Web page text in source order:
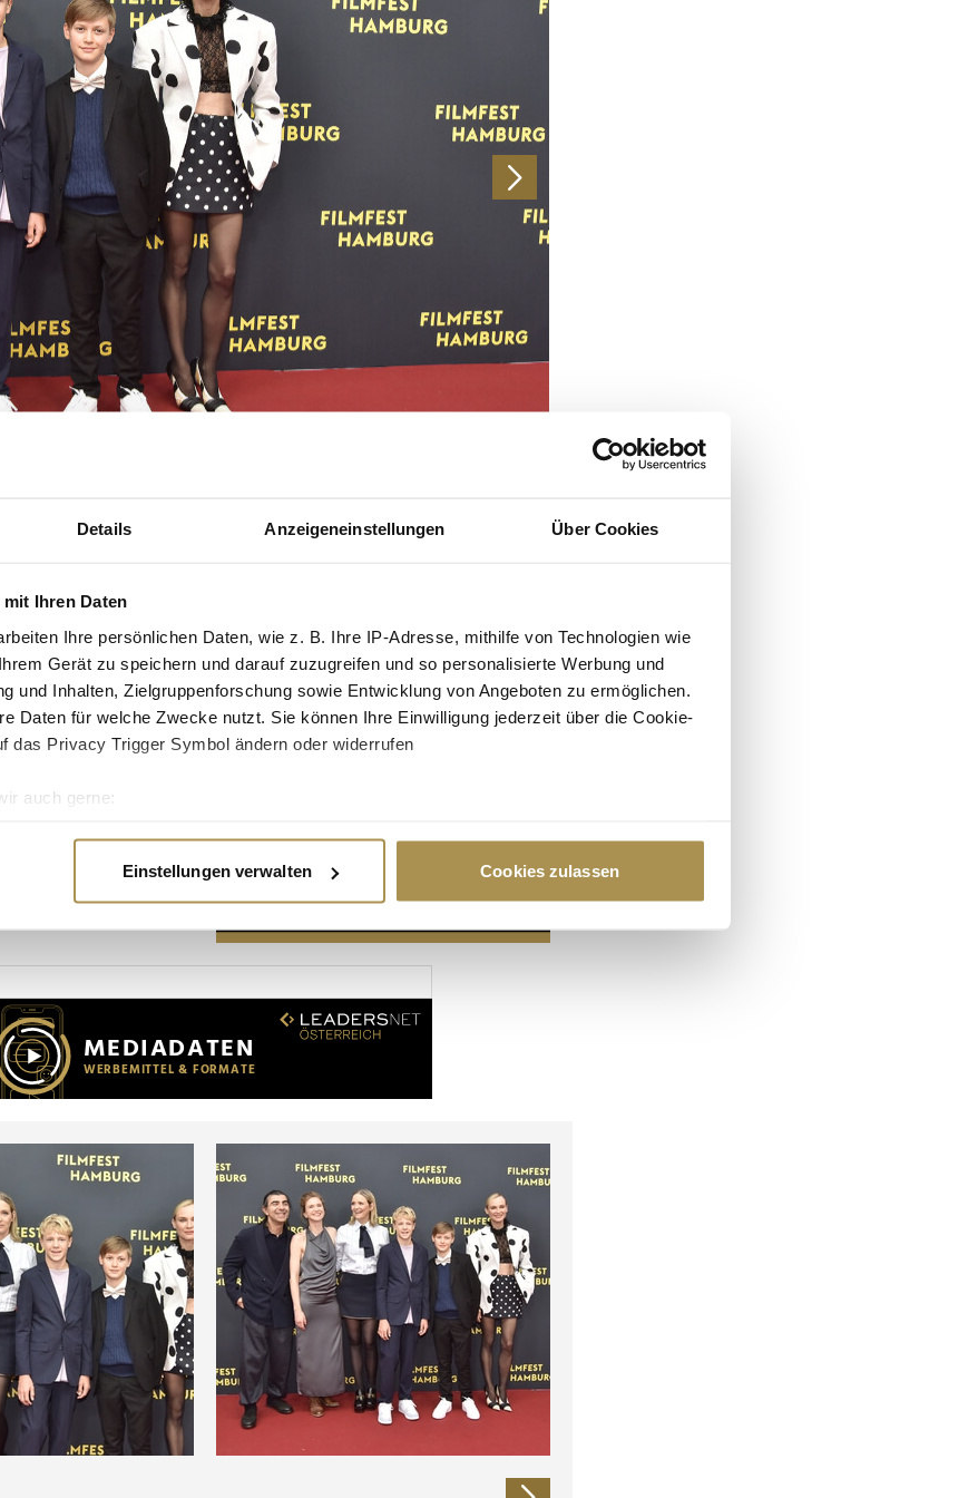
Details Anzeigeneinstellungen Über Cookies
Ihren Daten
Ihre persönlichen Daten, wie z. B. Ihre IP-Adresse, mithilfe von Technologien wie
Gerät zu speichern und darauf zuzugreifen und so personalisierte Werbung und
und Inhalten, Zielgruppenforschung sowie Entwicklung von Angeboten zu ermöglichen.
Daten für welche Zwecke nutzt. Sie können Ihre Einwilligung jederzeit über die Cookie-
das Privacy Trigger Symbol ändern oder widerrufen
auch gerne:
persönlichen Daten verarbeitet werden, und legen Sie Ihre Präferenzen im
und Anzeigen zu personalisieren, Funktionen für soziale Medien anbieten zu können
Medien, Werbung und Analysen weiter. Unsere Partner führen diese Informationen
zusammen, die Sie ihnen bereitgestellt haben oder die sie im Rahmen Ihrer Nutzung
Einstellungen verwalten Cookies zulassen
Advertisement